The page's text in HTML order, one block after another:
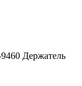
Держатель